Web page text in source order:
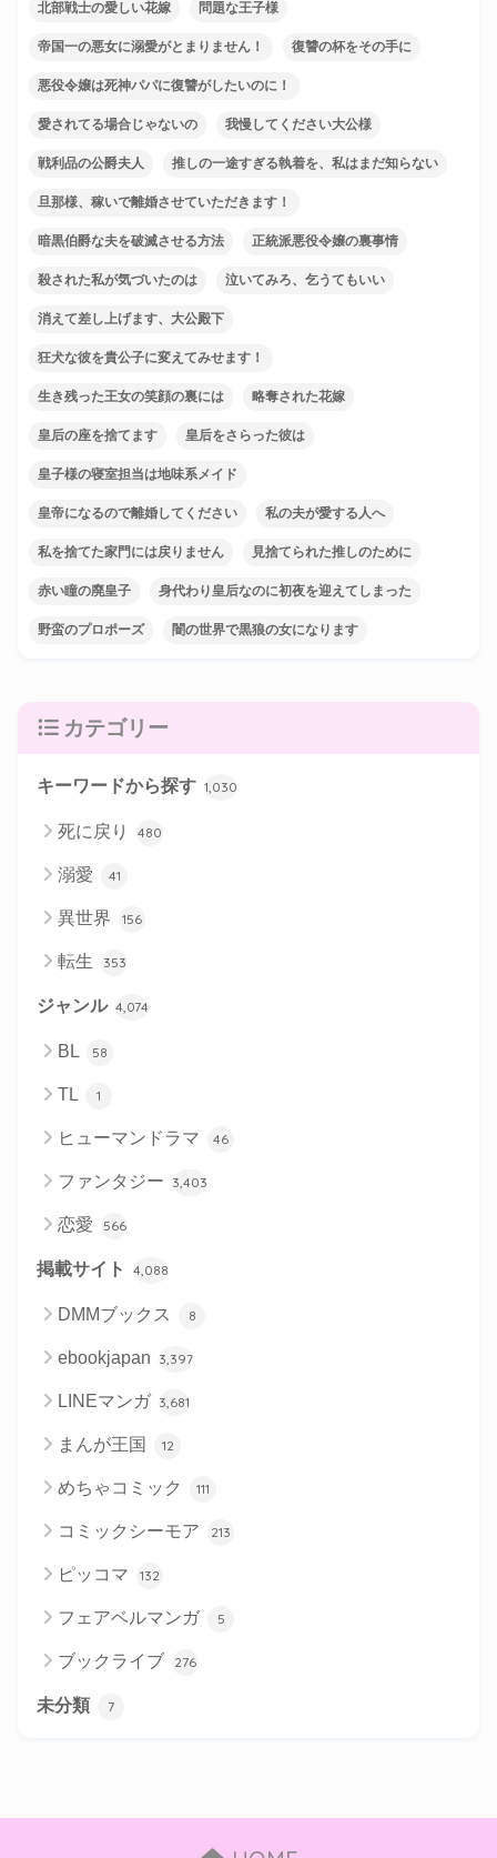
北部戦士の愛しい花嫁 問題な王子様
帝国一の悪女に溺愛がとまりません！ 復讐の杯をその手に
悪役令嬢は死神パパに復讐がしたいのに！
愛されてる場合じゃないの 我慢してください大公様
戦利品の公爵夫人 推しの一途すぎる執着を、私はまだ知らない
旦那様、稼いで離婚させていただきます！
暗黒伯爵な夫を破滅させる方法 正統派悪役令嬢の裏事情
殺された私が気づいたのは 泣いてみろ、乞うてもいい
消えて差し上げます、大公殿下
狂犬な彼を貴公子に変えてみせます！
生き残った王女の笑顔の裏には 略奪された花嫁
皇后の座を捨てます 皇后をさらった彼は
皇子様の寝室担当は地味系メイド
皇帝になるので離婚してください 私の夫が愛する人へ
私を捨てた家門には戻りません 見捨てられた推しのために
赤い瞳の廃皇子 身代わり皇后なのに初夜を迎えてしまった
野蛮のプロポーズ 闇の世界で黒狼の女になります
カテゴリー
キーワードから探す 1,030
死に戻り 480
溺愛 41
異世界 156
転生 353
ジャンル 4,074
BL 58
TL 1
ヒューマンドラマ 46
ファンタジー 3,403
恋愛 566
掲載サイト 4,088
DMMブックス 8
ebookjapan 3,397
LINEマンガ 3,681
まんが王国 12
めちゃコミック 111
コミックシーモア 213
ピッコマ 132
フェアベルマンガ 5
ブックライブ 276
未分類 7